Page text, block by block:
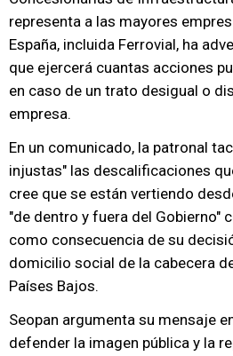
representa a las mayores
España, incluida Ferrovial, ha
que ejercerá cuantas acciones
en caso de un trato desigual o
empresa.
En un comunicado, la patronal
injustas" las descalificaciones
cree que se están vertiendo
"de dentro y fuera del Gobierno"
como consecuencia de su
domicilio social de la cabecera
Países Bajos.
Seopan argumenta su mensaje
defender la imagen pública y la